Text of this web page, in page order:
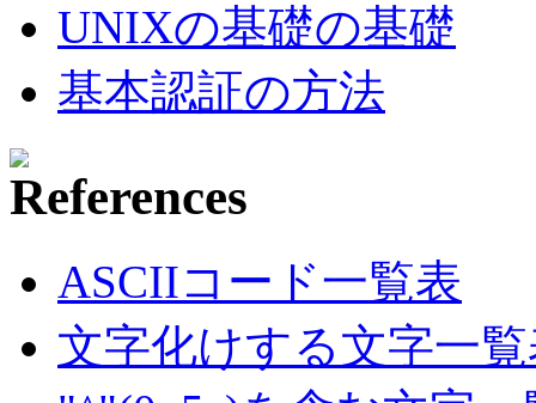
UNIXの基礎の基礎
基本認証の方法
ASCIIコード一覧表
文字化けする文字一